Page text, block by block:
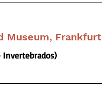
Museum, Frankfurt
Invertebrados)